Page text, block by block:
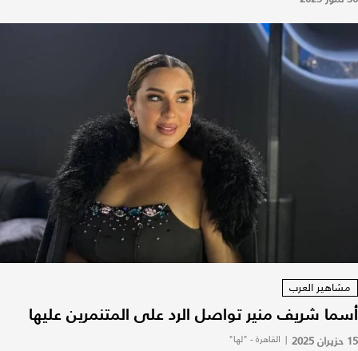
مشاهير العرب
أسما شريف منير تواصل الرد على المتنمرين عليها
15 حزيران 2025 | القاهرة - "لها"